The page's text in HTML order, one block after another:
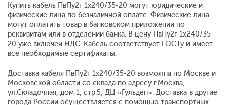
Купить кабель ПвПу2г 1x240/35-20 могут юридические и
физические лица по безналичной оплате. Физические лица
могут оплатить товар в банковском приложении по
реквизитам или в отделении банка. В цену ПвПу2г 1x240/35-
20 уже включен НДС. Кабель соответствует ГОСТу и имеет
все необходимые сертификаты.
Доставка кабеля ПвПу2г 1x240/35-20 возможна по Москве и
Московской области со склада по адресу г.Москва,
ул.Складочная, дом 1, стр.5, ДЦ «Гульден». Доставка в другие
города России осуществляется с помощью транспортных